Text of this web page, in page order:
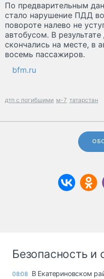
По предварительным
стало нарушение ПДД
повороте налево не
автобусом. В
скончались на месте, в
восемь пассажиров.
bfm.ru
дтп с погибшими м-7 татарстан
Безопасность и
08:08 В Екатериновском